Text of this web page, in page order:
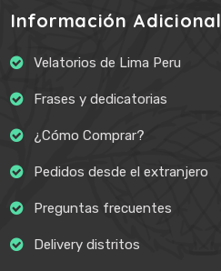
Información Adicional
Velatorios de Lima Peru
Frases y dedicatorias
¿Cómo Comprar?
Pedidos desde el extranjero
Preguntas frecuentes
Delivery distritos